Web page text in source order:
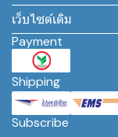
เว็บไซต์เดิม
Payment
Shipping
Subscribe